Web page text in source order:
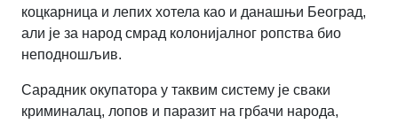
коцкарница и лепих хотела као и данашњи Београд,
али је за народ смрад колонијалног ропства био
неподношљив.
Сарадник окупатора у таквим систему је сваки
криминалац, лопов и паразит на грбачи народа,